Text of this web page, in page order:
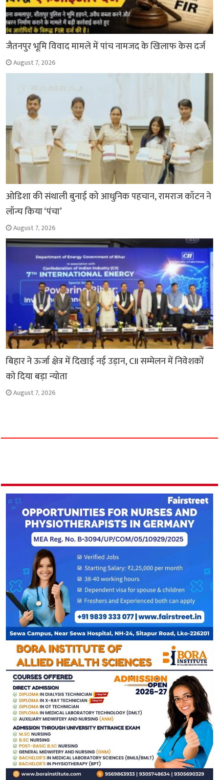
जैतनपुर भूमि विवाद मामले में पांच नामजद के खिलाफ केस दर्ज
August 7, 2026
ओडिशा की संथाली बुनाई को आधुनिक पहचान, रामराज कॉटन ने
लॉन्च किया ‘पंचा’
August 7, 2026
बिहार ने ऊर्जा क्षेत्र में दिखाई नई उड़ान, CII सम्मेलन में निवेशकों
को दिया बड़ा न्योता
August 7, 2026